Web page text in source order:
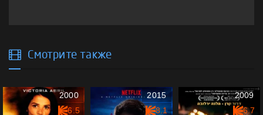
Смотрите также
2000
6.5
2015
8.1
2009
6.7